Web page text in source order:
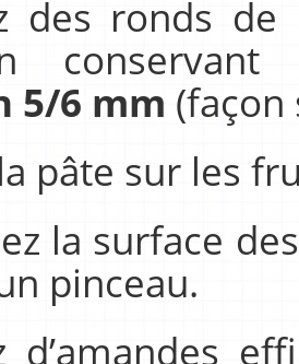
des ronds de
conservant
5/6 mm (façon
pâte sur les
la surface
pinceau.
d’amandes